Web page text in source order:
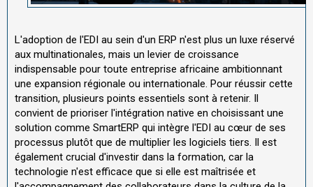
L'adoption de l'EDI au sein d'un ERP n'est plus un luxe réservé
aux multinationales, mais un levier de croissance
indispensable pour toute entreprise africaine ambitionnant
une expansion régionale ou internationale. Pour réussir cette
transition, plusieurs points essentiels sont à retenir. Il
convient de prioriser l'intégration native en choisissant une
solution comme SmartERP qui intègre l'EDI au cœur de ses
processus plutôt que de multiplier les logiciels tiers. Il est
également crucial d'investir dans la formation, car la
technologie n'est efficace que si elle est maîtrisée et